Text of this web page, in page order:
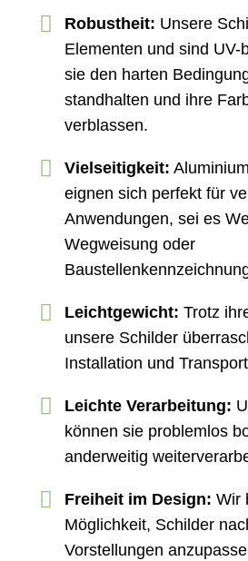
Robustheit: Unsere
Elementen und sind UV-
sie den harten
standhalten und ihre
verblassen.
Vielseitigkeit:
eignen sich perfekt für
Anwendungen, sei es
Wegweisung oder
Leichtgewicht:Trotz
unsere Schilder
Installation und
Leichte Verarbeitung:
können sie problemlos
anderweitig
Freiheit im Design:Wir
Möglichkeit, Schilder
Vorstellungen